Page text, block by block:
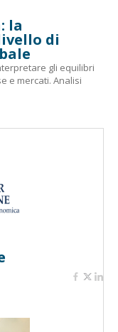
la
di
gli equilibri
e mercati. Analisi